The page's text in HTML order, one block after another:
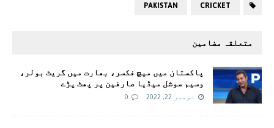
CRICKET
PAKISTAN
متعلقہ مضامین
پاکستان میں میچ فکسر، بھارت میں گریٹ بولر،
وسیم سوشل میڈیا صارفین پر پھٹ پڑے
نومبر 22, 2022 0